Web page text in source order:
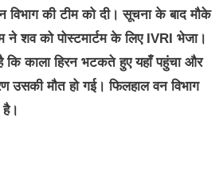
की टीम को दी। सूचना के बाद मौके
ने शव को पोस्टमार्टम के लिए IVRI भेजा।
काला हिरन भटकते हुए यहाँ पहुंचा और
उसकी मौत हो गई। फिलहाल वन विभाग